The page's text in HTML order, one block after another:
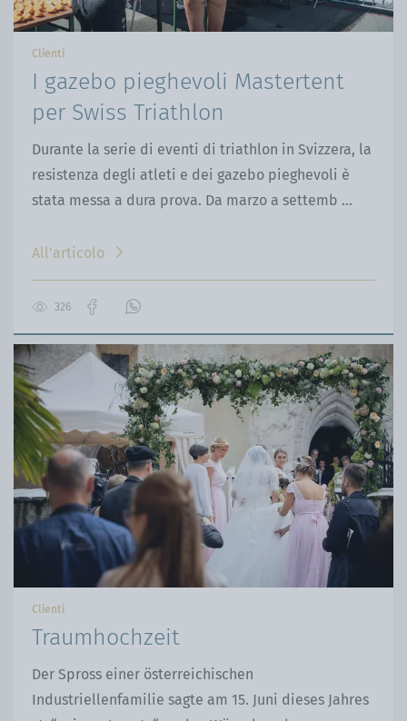
Clienti
I gazebo pieghevoli Mastertent
per Swiss Triathlon
Durante la serie di eventi di triathlon in Svizzera, la
resistenza degli atleti e dei gazebo pieghevoli è
stata messa a dura prova. Da marzo a settemb ...
All'articolo
326
alla
pagina
Facebook
Contattaci
su
WhatsApp
Clienti
Traumhochzeit
Der Spross einer österreichischen
Industriellenfamilie sagte am 15. Juni dieses Jahres